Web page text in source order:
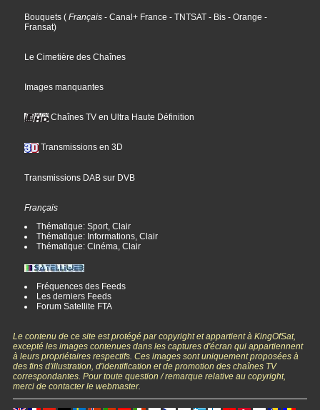
Bouquets ( Français - Canal+ France - TNTSAT - Bis - Orange -
Fransat)
Le Cimetière des Chaînes
Images manquantes
Chaînes TV en Ultra Haute Définition
Transmissions en 3D
Transmissions DAB sur DVB
Français
Thématique: Sport, Clair
Thématique: Informations, Clair
Thématique: Cinéma, Clair
Fréquences des Feeds
Les derniers Feeds
Forum Satellite FTA
Le contenu de ce site est protégé par copyright et appartient à KingOfSat,
excepté les images contenues dans les captures d'écran qui appartiennent
à leurs propriétaires respectifs. Ces images sont uniquement proposées à
des fins d'illustration, d'identification et de promotion des chaînes TV
correspondantes. Pour toute question / remarque relative au copyright,
merci de contacter le webmaster.